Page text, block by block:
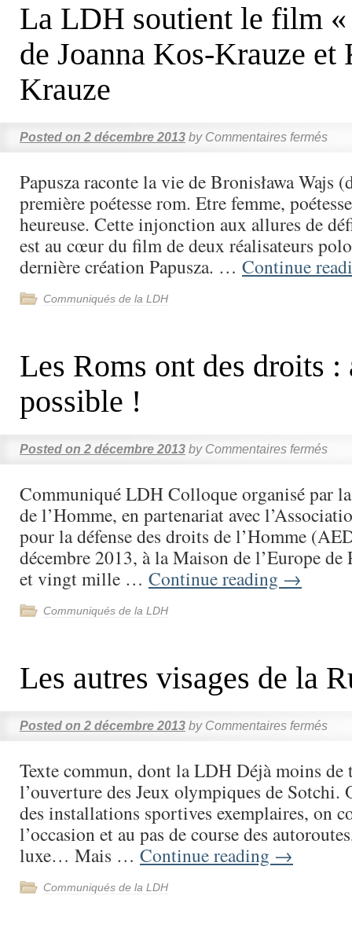
La LDH soutient le film «
de Joanna Kos-Krauze
Krauze
Posted on 2 décembre 2013 by Commentaires fermés
Papusza raconte la vie de Bronisława Wajs
première poétesse rom. Etre femme,
heureuse. Cette injonction aux allures de
est au cœur du film de deux réalisateurs
dernière création Papusza. … Continue
Communiqués de la LDH
Les Roms ont des droits :
possible !
Posted on 2 décembre 2013 by Commentaires fermés
Communiqué LDH Colloque organisé par
de l’Homme, en partenariat avec
pour la défense des droits de l’Homme
décembre 2013, à la Maison de l’Europe de
et vingt mille … Continue reading →
Communiqués de la LDH
Les autres visages de la
Posted on 2 décembre 2013 by Commentaires fermés
Texte commun, dont la LDH Déjà moins de
l’ouverture des Jeux olympiques de Sotchi.
des installations sportives exemplaires, on
l’occasion et au pas de course des
luxe… Mais … Continue reading →
Communiqués de la LDH